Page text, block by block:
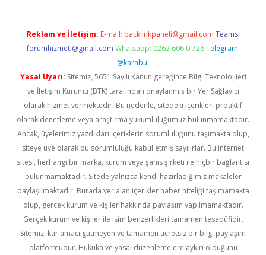
Reklam ve İletişim: E-mail: backlinkpaneli@gmail.com Teams:
forumhizmeti@gmail.com Whatsapp: 0262 606 0 726 Telegram:
@karabul
Yasal Uyarı: Sitemiz, 5651 Sayılı Kanun gereğince Bilgi Teknolojileri
ve İletişim Kurumu (BTK) tarafından onaylanmış bir Yer Sağlayıcı
olarak hizmet vermektedir. Bu nedenle, sitedeki içerikleri proaktif
olarak denetleme veya araştırma yükümlülüğümüz bulunmamaktadır.
Ancak, üyelerimiz yazdıkları içeriklerin sorumluluğunu taşımakta olup,
siteye üye olarak bu sorumluluğu kabul etmiş sayılırlar. Bu internet
sitesi, herhangi bir marka, kurum veya şahıs şirketi ile hiçbir bağlantısı
bulunmamaktadır. Sitede yalnızca kendi hazırladığımız makaleler
paylaşılmaktadır. Burada yer alan içerikler haber niteliği taşımamakta
olup, gerçek kurum ve kişiler hakkında paylaşım yapılmamaktadır.
Gerçek kurum ve kişiler ile isim benzerlikleri tamamen tesadüfidir.
Sitemiz, kar amacı gütmeyen ve tamamen ücretsiz bir bilgi paylaşım
platformudur. Hukuka ve yasal düzenlemelere aykırı olduğunu